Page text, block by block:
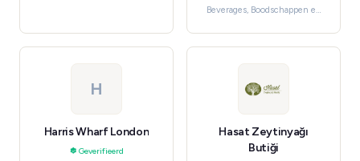
Beverages, Boodschappen en
H
Harris Wharf London
Geverifieerd
Hasat Zeytinyağı
Butiği